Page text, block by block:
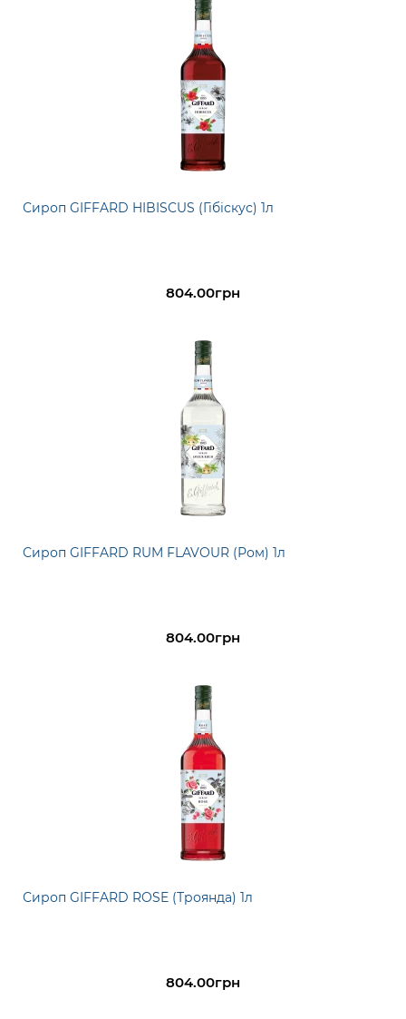
Сироп GIFFARD HIBISCUS (Гібіскус) 1л
804.00грн
Сироп GIFFARD RUM FLAVOUR (Ром) 1л
804.00грн
Сироп GIFFARD ROSE (Троянда) 1л
804.00грн